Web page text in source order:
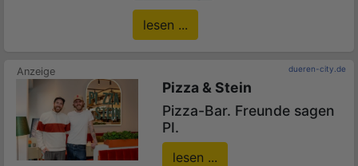
lesen ...
dueren-city.de
Pizza & Stein
Pizza-Bar. Freunde sagen
PI.
lesen ...